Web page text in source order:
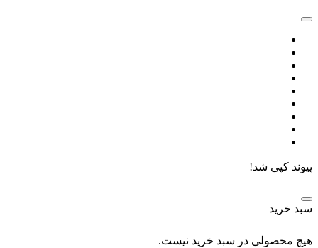
پیوند کپی شد!
سبد خرید
هیچ محصولی در سبد خرید نیست.